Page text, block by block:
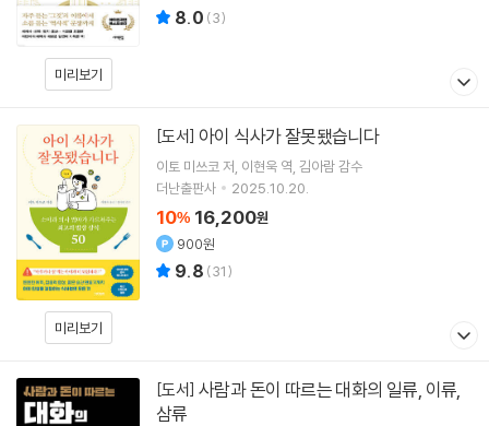
미리보기
8.0 (3)
미리보기
[도서] 아이 식사가 잘못됐습니다
이토 미쓰코 저 이현욱 역 김아람감수
더난출판사
2025.10.20.
10% 16,200원
900원
9.8 (31)
[도서]
삼류